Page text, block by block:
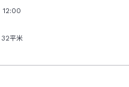
12:00
32平米